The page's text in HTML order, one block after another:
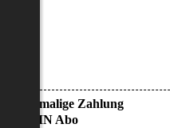
• Einmalige Zahlung
• KEIN Abo